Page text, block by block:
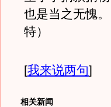
也是当之无愧
特）
[我来说两句]
相关新闻